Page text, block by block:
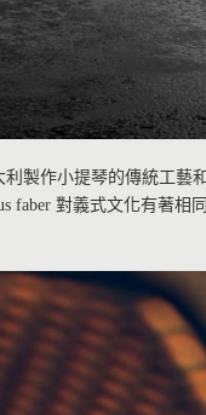
製作小提琴的傳統工藝
faber 對義式文化有著